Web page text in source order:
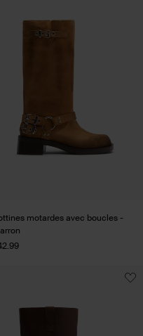
motardes avec boucles -